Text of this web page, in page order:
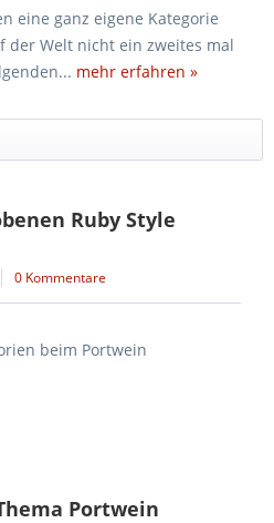
eine ganz eigene Kategorie
der Welt nicht ein zweites mal
mehr erfahren »
Ruby Style
0 Kommentare
beim Portwein
Portwein